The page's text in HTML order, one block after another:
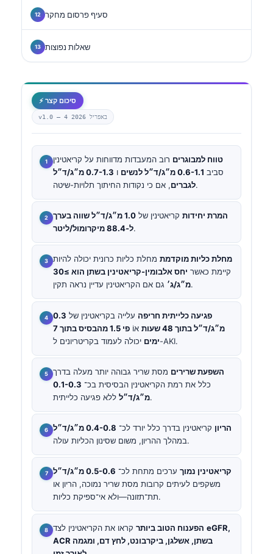
סעיף פרסום מחקר
שאלות נפוצות
⚡ סיכום קצר
v1.0 — 4 באפריל 2026
טווח למבוגרים רוב המעבדות מדווחות על קריאטינין
סביב 0.6-1.1 מ״ג/ד״ל לנשים ו
0.7-1.3 מ״ג/ד״ל
לגברים, אם כי נקודות החיתוך תלויות-שיטה.
המרת יחידות קריאטינין של
1.0 מ״ג/ד״ל שווה בערך
ל-88.4 מיקרומול/ליטר.
מחלת כליות מוקדמת מחלת כליות כרונית יכולה להיות
קיימת כאשר
יחס אלבומין-קריאטינין בשתן הוא ≥30
מ״ג/ג׳גם אם הקריאטינין עדיין נראה תקין.
פגיעה כלייתית חריפה עלייה בקריאטינין של 0.3
מ״ג/ד״ל בתוך 48 שעות
אוֹ
פי 1.5 מהבסיס בתוך 7
ימיםיכולה לעמוד בקריטריונים ל-AKI.
השפעת שרירים מסת שריר גבוהה יותר מעלה בדרך
כלל את רמת הקריאטינין הבסיסית בכ־ 0.1-0.3
מ״ג/ד״לללא פגיעה כלייתית.
הריון קריאטינין בדרך כלל יורד לכ־ 0.4-0.8 מ״ג/ד״ל
במהלך ההריון, משום שסינון הכליות עולה.
קריאטינין נמוך ערכים מתחת לכ־ 0.5-0.6 מ״ג/ד״ל
משקפים לעיתים קרובות מסת שריר נמוכה, הריון או
תת־תזונה—ולא אי־ספיקת כליות.
הפענוח הטוב ביותר eGFR,
ACR בשתן, אשלגן, ביקרבונט, לחץ דם, ומגמה